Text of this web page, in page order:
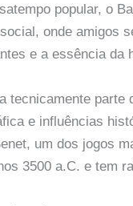
popular, o
onde amigos
e a essência da
tecnicamente parte
e influências
um dos jogos
3500 a.C. e tem